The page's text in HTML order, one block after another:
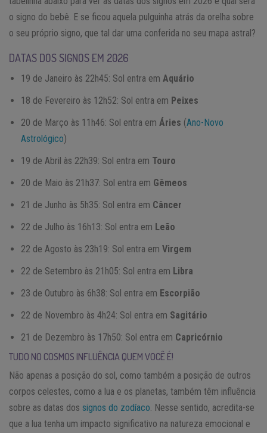
o signo do bebê. E se ficou aquela pulguinha atrás da orelha sobre
o seu próprio signo, que tal dar uma conferida no seu mapa astral?
DATAS DOS SIGNOS EM 2026
19 de Janeiro às 22h45: Sol entra em Aquário
18 de Fevereiro às 12h52: Sol entra em Peixes
20 de Março às 11h46: Sol entra em Áries (Ano-Novo
Astrológico)
19 de Abril às 22h39: Sol entra em Touro
20 de Maio às 21h37: Sol entra em Gêmeos
21 de Junho às 5h35: Sol entra em Câncer
22 de Julho às 16h13: Sol entra em Leão
22 de Agosto às 23h19: Sol entra em Virgem
22 de Setembro às 21h05: Sol entra em Libra
23 de Outubro às 6h38: Sol entra em Escorpião
22 de Novembro às 4h24: Sol entra em Sagitário
21 de Dezembro às 17h50: Sol entra em Capricórnio
TUDO NO COSMOS INFLUÊNCIA QUEM VOCÊ É!
Não apenas a posição do sol, como também a posição de outros
corpos celestes, como a lua e os planetas, também têm influência
sobre as datas dos signos do zodíaco. Nesse sentido, acredita-se
que a lua tenha um impacto significativo na natureza emocional e